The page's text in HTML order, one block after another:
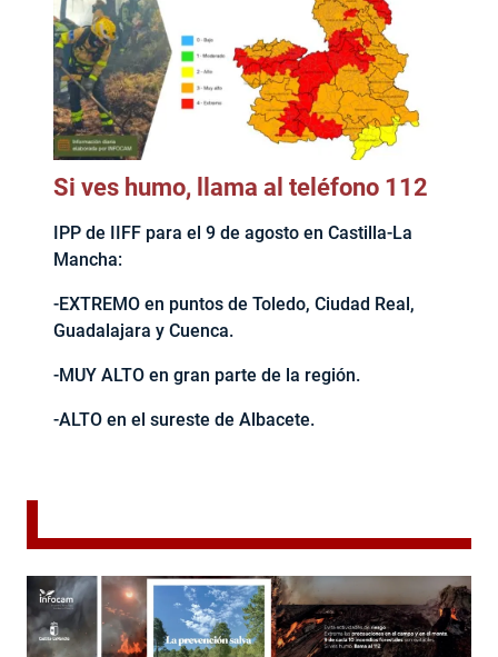
Si ves humo, llama al teléfono 112
IPP de IIFF para el 9 de agosto en Castilla-La
Mancha:
-EXTREMO en puntos de Toledo, Ciudad Real,
Guadalajara y Cuenca.
-MUY ALTO en gran parte de la región.
-ALTO en el sureste de Albacete.